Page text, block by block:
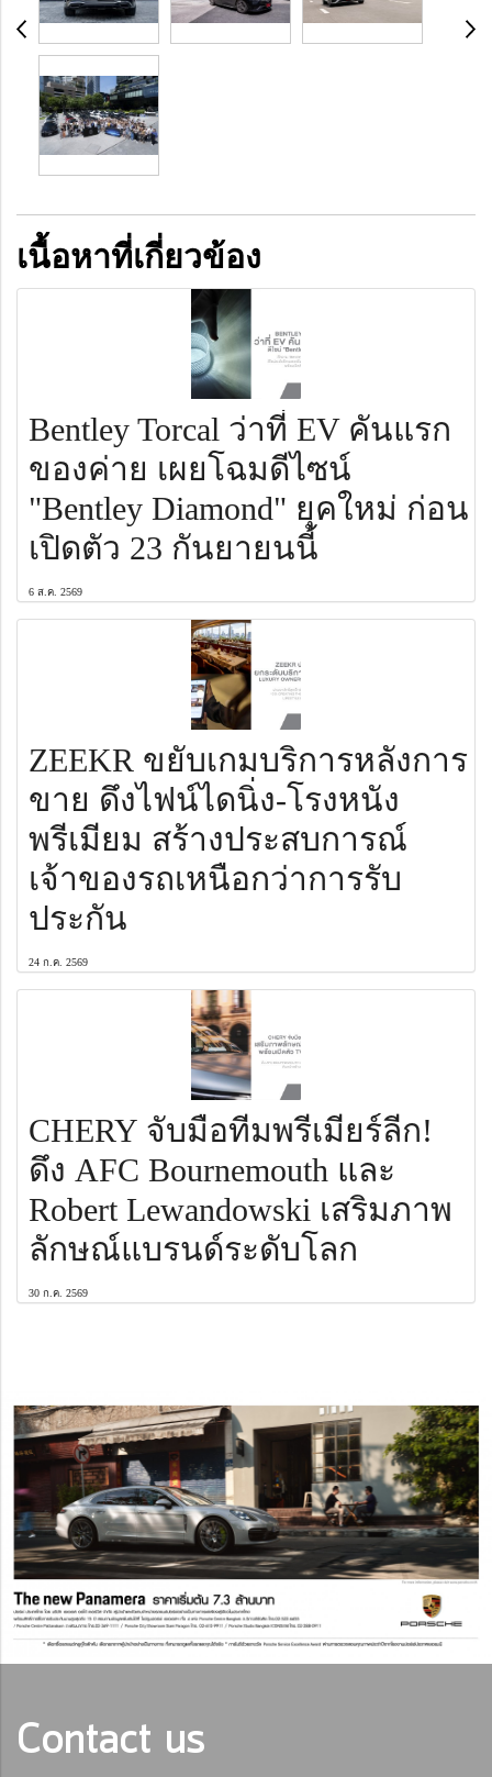
เนื้อหาที่เกี่ยวข้อง
Bentley Torcal ว่าที่ EV คันแรก
ของค่าย เผยโฉมดีไซน์
"Bentley Diamond" ยุคใหม่ ก่อน
เปิดตัว 23 กันยายนนี้
6 ส.ค. 2569
ZEEKR ขยับเกมบริการหลังการ
ขาย ดึงไฟน์ไดนิ่ง-โรงหนัง
พรีเมียม สร้างประสบการณ์
เจ้าของรถเหนือกว่าการรับ
ประกัน
24 ก.ค. 2569
CHERY จับมือทีมพรีเมียร์ลีก!
ดึง AFC Bournemouth และ
Robert Lewandowski เสริมภาพ
ลักษณ์แบรนด์ระดับโลก
30 ก.ค. 2569
Contact us